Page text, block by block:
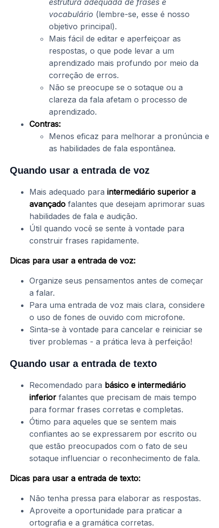
vocabulário (lembre-se, esse é nosso
objetivo principal).
Mais fácil de editar e aperfeiçoar as
respostas, o que pode levar a um
aprendizado mais profundo por meio da
correção de erros.
Não se preocupe se o sotaque ou a
clareza da fala afetam o processo de
aprendizado.
Contras:
Menos eficaz para melhorar a pronúncia e
as habilidades de fala espontânea.
Quando usar a entrada de voz
Mais adequado para intermediário superior a
avançado falantes que desejam aprimorar suas
habilidades de fala e audição.
Útil quando você se sente à vontade para
construir frases rapidamente.
Dicas para usar a entrada de voz:
Organize seus pensamentos antes de começar
a falar.
Para uma entrada de voz mais clara, considere
o uso de fones de ouvido com microfone.
Sinta-se à vontade para cancelar e reiniciar se
tiver problemas - a prática leva à perfeição!
Quando usar a entrada de texto
Recomendado para básico e intermediário
inferior falantes que precisam de mais tempo
para formar frases corretas e completas.
Ótimo para aqueles que se sentem mais
confiantes ao se expressarem por escrito ou
que estão preocupados com o fato de seu
sotaque influenciar o reconhecimento de fala.
Dicas para usar a entrada de texto:
Não tenha pressa para elaborar as respostas.
Aproveite a oportunidade para praticar a
ortografia e a gramática corretas.